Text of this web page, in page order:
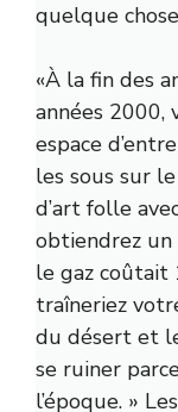
quelque
«À la fin des
années 2000,
espace
les sous sur
d’art folle
obtiendrez
le gaz coûtait
traîneriez
du désert et
se ruiner
l’époque. »